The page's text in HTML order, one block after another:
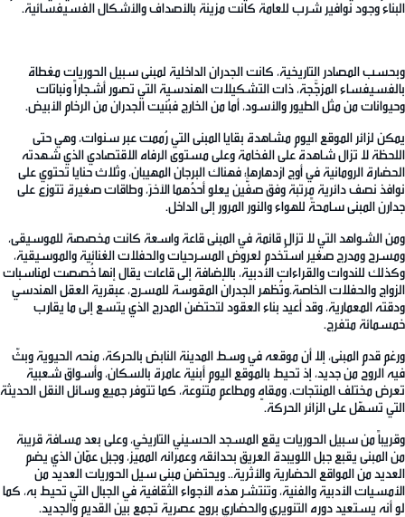
البناء وجود نوافير شرب للعامة كانت مزينة بالأصداف والأشكال الفسيفسائية.
وبحسب المصادر التاريخية، كانت الجدران الداخلية لمبنى سبيل الحوريات مغطاة
بالفسيفساء المزجَّجة، ذات التشكيلات الهندسية التي تصور أشجاراً ونباتات
وحيوانات من مثل الطيور والأسود، أما من الخارج فبُنيت الجدران من الرخام الأبيض.
يمكن لزائر الموقع اليوم مشاهدة بقايا المبنى التي رُممت عبر سنوات، وهي حتى
اللحظة لا تزال شاهدة على الفخامة وعلى مستوى الرفاه الاقتصادي الذي شهدته
الحضارة الرومانية في أوج ازدهارها؛ فهناك البرجان المهيبان، وثلاث حنايا تحتوي على
نوافذ نصف دائرية مرتبة وفق صفَّين يعلو أحدُهما الآخرَ، وطاقات صغيرة تتوزع على
جدارن المبنى سامحةً للهواء والنور المرور إلى الداخل.
ومن الشواهد التي لا تزال قائمة في المبنى قاعة واسعة كانت مخصصة للموسيقى،
ومسرح ومدرج صغير استُخدم لعروض المسرحيات والحفلات الغنائية والموسيقية،
وكذلك للندوات والقراءات الأدبية، بالإضافة إلى قاعات يقال إنها خُصصت لمناسبات
الزواج والحفلات الخاصة.وتُظهر الجدران المقوسة للمسرح، عبقرية العقل الهندسي
ودقته المعمارية، وقد أعيد بناء العقود لتحتضن المدرج الذي يتسع إلى ما يقارب
خمسمائة متفرج.
ورغم قدم المبنى، إلا أن موقعه في وسط المدينة النابض بالحركة، منحه الحيوية وبثّ
فيه الروح من جديد، إذ تحيط بالموقع اليوم أبنية عامرة بالسكان، وأسواق شعبية
تعرض مختلف المنتجات، ومقاهٍ ومطاعم متنوعة، كما تتوفر جميع وسائل النقل الحديثة
التي تسهّل على الزائر الحركة.
وقريباً من سبيل الحوريات يقع المسجد الحسيني التاريخي، وعلى بعد مسافة قريبة
من المبنى يقبع جبل اللويبدة العريق بحدائقه وعمرانه المميز، وجبل عمّان الذي يضم
العديد من المواقع الحضارية والأثرية.. ويحتضن مبنى سيل الحوريات العديد من
الأمسيات الأدبية والفنية، وتنتشر هذه الأجواء الثقافية في الجبال التي تحيط به، كما
لو أنه يستعيد دوره التنويري والحضاري بروح عصرية تجمع بين القديم والجديد.